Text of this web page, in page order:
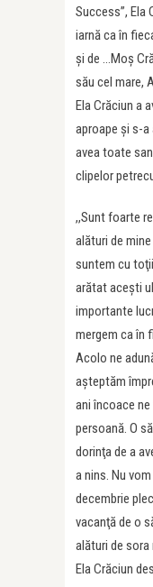
Success”, Ela
iarnă ca în
şi de …Moş
său cel mare,
Ela Crăciun a
aproape şi s-
avea toate
clipelor
,,Sunt foarte
alături de
suntem cu
arătat aceşti
importante
mergem ca în
Acolo ne
aşteptăm
ani încoace
persoană. O
dorinţa de a
a nins. Nu
decembrie
vacanţă de o
alături de sora
Ela Crăciun